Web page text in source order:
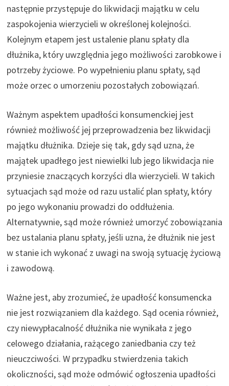
następnie przystępuje do likwidacji majątku w celu
zaspokojenia wierzycieli w określonej kolejności.
Kolejnym etapem jest ustalenie planu spłaty dla
dłużnika, który uwzględnia jego możliwości zarobkowe i
potrzeby życiowe. Po wypełnieniu planu spłaty, sąd
może orzec o umorzeniu pozostałych zobowiązań.
Ważnym aspektem upadłości konsumenckiej jest
również możliwość jej przeprowadzenia bez likwidacji
majątku dłużnika. Dzieje się tak, gdy sąd uzna, że
majątek upadłego jest niewielki lub jego likwidacja nie
przyniesie znaczących korzyści dla wierzycieli. W takich
sytuacjach sąd może od razu ustalić plan spłaty, który
po jego wykonaniu prowadzi do oddłużenia.
Alternatywnie, sąd może również umorzyć zobowiązania
bez ustalania planu spłaty, jeśli uzna, że dłużnik nie jest
w stanie ich wykonać z uwagi na swoją sytuację życiową
i zawodową.
Ważne jest, aby zrozumieć, że upadłość konsumencka
nie jest rozwiązaniem dla każdego. Sąd ocenia również,
czy niewypłacalność dłużnika nie wynikała z jego
celowego działania, rażącego zaniedbania czy też
nieuczciwości. W przypadku stwierdzenia takich
okoliczności, sąd może odmówić ogłoszenia upadłości